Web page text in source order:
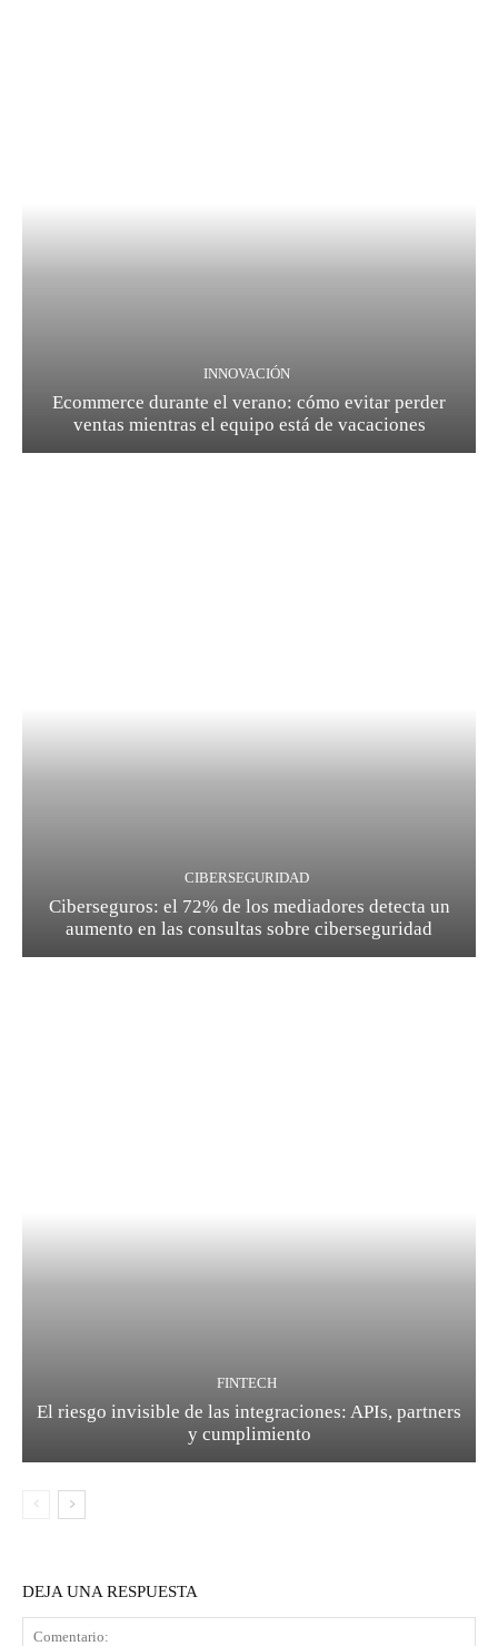
INNOVACIÓN
Ecommerce durante el verano: cómo evitar perder
ventas mientras el equipo está de vacaciones
CIBERSEGURIDAD
Ciberseguros: el 72% de los mediadores detecta un
aumento en las consultas sobre ciberseguridad
FINTECH
El riesgo invisible de las integraciones: APIs, partners
y cumplimiento
DEJA UNA RESPUESTA